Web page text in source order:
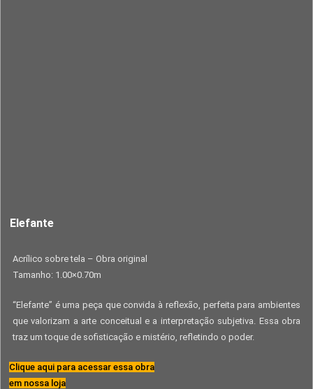
Elefante
Acrílico sobre tela – Obra original
Tamanho: 1.00×0.70m
“Elefante” é uma peça que convida à reflexão, perfeita para ambientes
que valorizam a arte conceitual e a interpretação subjetiva. Essa obra
traz um toque de sofisticação e mistério, refletindo o poder.
Clique aqui para acessar essa obra
em nossa loja